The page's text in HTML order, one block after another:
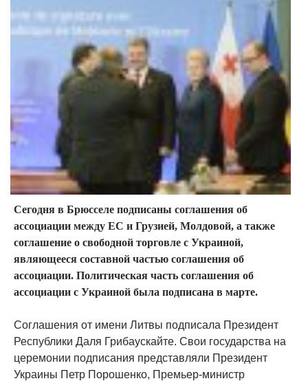
Сегодня в Брюсселе подписаны соглашения об
ассоциации между ЕС и Грузией, Молдовой, а также
соглашение о свободной торговле с Украиной,
являющееся составной частью соглашения об
ассоциации. Политическая часть соглашения об
ассоциации с Украиной была подписана в марте.
Соглашения от имени Литвы подписала Президент
Республики Даля Грибаускайте. Свои государства на
церемонии подписания представляли Президент
Украины Петр Порошенко, Премьер-министр